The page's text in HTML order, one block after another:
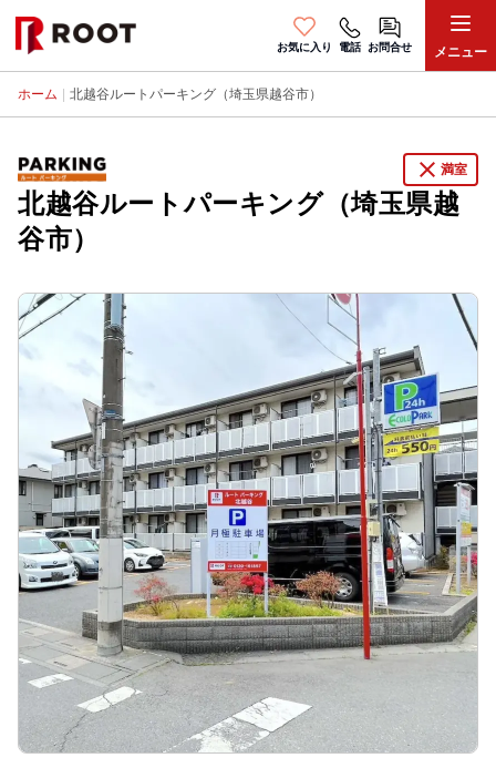
お気に入り 電話 お問合せ メニュー
ホーム 北越谷ルートパーキング（埼玉県越谷市）
close 満室
北越谷ルートパーキング（埼玉県越
谷市）